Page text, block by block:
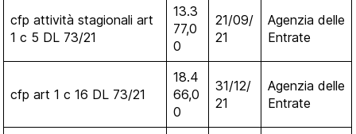
cfp attività stagionali art
1 c 5 DL 73/21
13.3
77,0
0
21/09/
21
Agenzia delle
Entrate
cfp art 1 c 16 DL 73/21
18.4
66,0
0
31/12/
21
Agenzia delle
Entrate